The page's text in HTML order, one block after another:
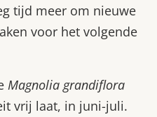
tijd meer om nieuwe
voor het volgende
Magnolia grandiflora
vrij laat, in juni-juli.